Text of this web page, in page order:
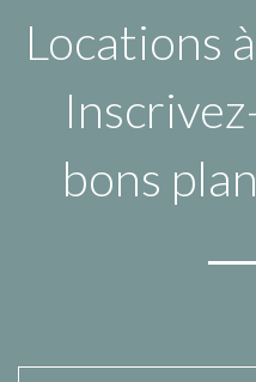
Locations
bons